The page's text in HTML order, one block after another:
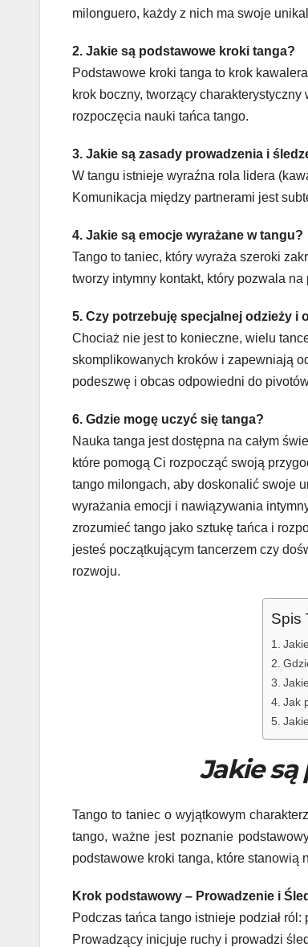
milonguero, każdy z nich ma swoje
2. Jakie są podstawowe kroki tanga?
Podstawowe kroki tanga to krok
krok boczny, tworzący
rozpoczęcia nauki tańca tango.
3. Jakie są zasady prowadzenia i
W tangu istnieje wyraźna rola lidera
Komunikacja między partnerami jest
4. Jakie są emocje wyrażane w tangu?
Tango to taniec, który wyraża szeroki
tworzy intymny kontakt, który pozwala
5. Czy potrzebuję specjalnej odzieży i
Chociaż nie jest to konieczne, wielu
skomplikowanych kroków i zapewniają
podeszwę i obcas odpowiedni do
6. Gdzie mogę uczyć się tanga?
Nauka tanga jest dostępna na całym
które pomogą Ci rozpocząć swoją
tango milongach, aby doskonalić swoje
wyrażania emocji i nawiązywania
zrozumieć tango jako sztukę tańca i
jesteś początkującym tancerzem czy
rozwoju.
Spis
Jak
Jakie
Tango to taniec o wyjątkowym
tango, ważne jest poznanie
podstawowe kroki tanga, które stanowią
Krok podstawowy – Prowadzenie i
Podczas tańca tango istnieje podział
Prowadzący inicjuje ruchy i prowadzi